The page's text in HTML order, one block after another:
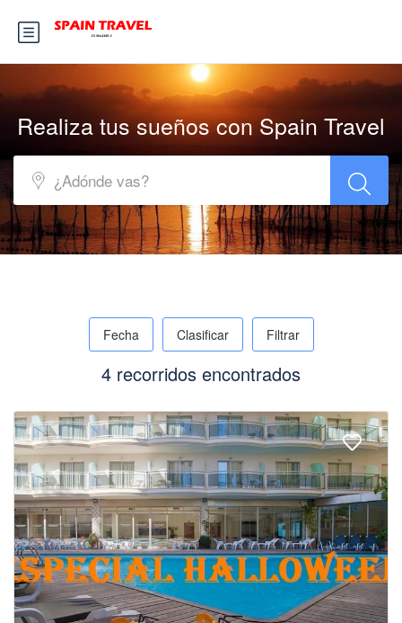
Realiza tus sueños con Spain Travel
Fecha Clasificar Filtrar
4 recorridos encontrados